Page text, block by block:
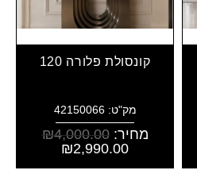
קונסולת פלורה 120
מק"ט: 42150066
מחיר: ₪4,000.00
₪2,990.00